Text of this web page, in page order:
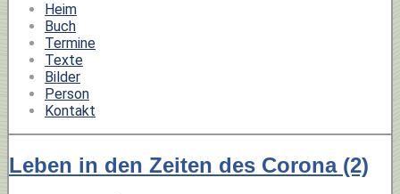
Heim
Buch
Termine
Texte
Bilder
Person
Kontakt
Leben in den Zeiten des Corona (2)